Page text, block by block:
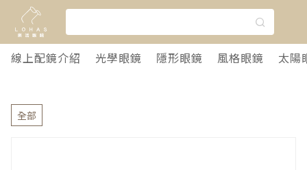
線上配鏡介紹 光學眼鏡 隱形眼鏡 風格眼鏡 太陽
全部